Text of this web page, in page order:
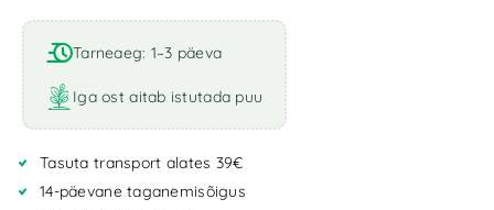
l
t
e
r
n
t
i
Tarneaeg: 1–3 päeva
Iga ost aitab istutada puu
Tasuta transport alates 39€
14-päevane taganemisõigus